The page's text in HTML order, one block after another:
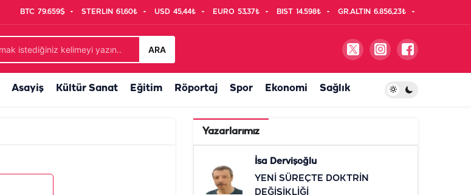
BTC 79.659$ STERLIN 61,60₺ USD 45,44₺ EURO 53,37₺ BIST 14.598₺ GR.ALTIN 6.856,23₺
ARA
Asayiş Kültür Sanat Eğitim Röportaj Spor Ekonomi Sağlık
Yazarlarımız
İsa Dervişoğlu
YENİ SÜREÇTE DOKTRİN
DEĞİŞİKLİĞİ